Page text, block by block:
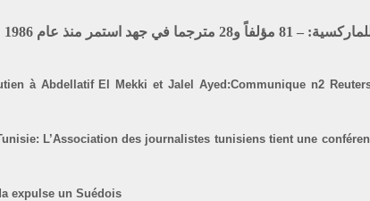
جهد استمر منذ عام 1986
à Abdellatif El Mekki et Jalel Ayed:Communique n2
L’Association des journalistes tunisiens tient une
expulse un Suédois